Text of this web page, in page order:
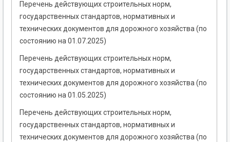
Перечень действующих строительных норм,
государственных стандартов, нормативных и
технических документов для дорожного хозяйства (по
состоянию на 01.07.2025)
Перечень действующих строительных норм,
государственных стандартов, нормативных и
технических документов для дорожного хозяйства (по
состоянию на 01.05.2025)
Перечень действующих строительных норм,
государственных стандартов, нормативных и
технических документов для дорожного хозяйства (по